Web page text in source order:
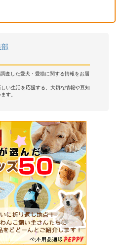
査した愛犬・愛猫に関する情報をお届
い生活を応援する、大切な情報や豆知
す。